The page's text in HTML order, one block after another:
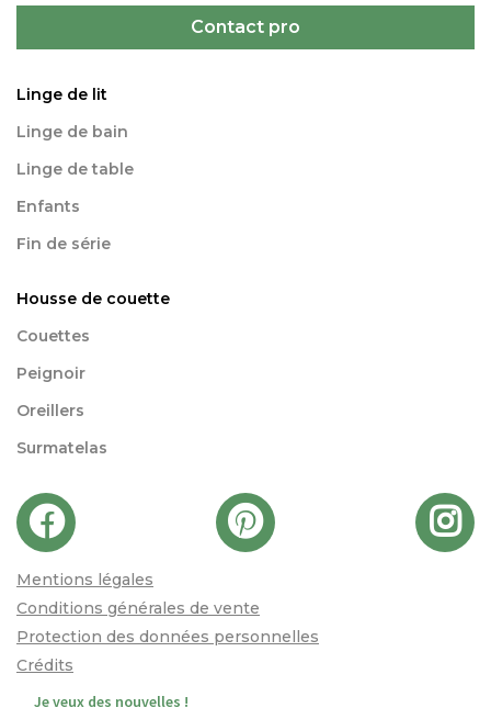
Contact pro
Linge de lit
Linge de bain
Linge de table
Enfants
Fin de série
Housse de couette
Couettes
Peignoir
Oreillers
Surmatelas
Mentions légales
Conditions générales de vente
Protection des données personnelles
Crédits
Je veux des nouvelles !